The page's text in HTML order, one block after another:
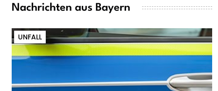
Nachrichten aus Bayern
UNFALL